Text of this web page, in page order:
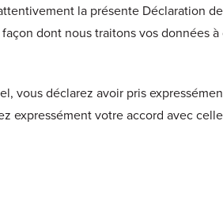
la présente Déclaration
dont nous traitons vos données
vous déclarez avoir pris
expressément votre accord avec